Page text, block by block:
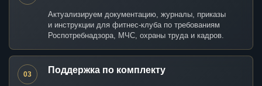
Актуализируем документацию, журналы, приказы
и инструкции для фитнес-клуба по требованиям
Роспотребнадзора, МЧС, охраны труда и кадров.
03 Поддержка по комплекту